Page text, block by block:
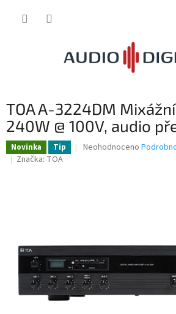
TOA A-3224DM
240W @ 100V, audio
Novinka Tip
Průměrné
Neohodnoceno
Značka: TOA